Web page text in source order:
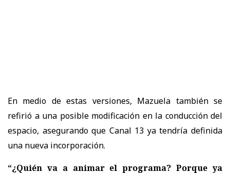
En medio de estas versiones, Mazuela también se
refirió a una posible modificación en la conducción del
espacio, asegurando que Canal 13 ya tendría definida
una nueva incorporación.
“¿Quién va a animar el programa? Porque ya